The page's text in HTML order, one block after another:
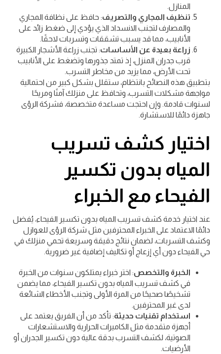
المنازل.
تنظيف المجاري والتصريف: حافظ على نظافة المجاري
والمصارف لتجنب الانسداد الذي يؤدي إلى ضغط زائد على
الأنابيب، مما قد يسبب تشققات وتسربات لاحقًا.
زراعة بعيدة عن الأساسات: تجنب زراعة الأشجار الكبيرة
قرب جدران المنزل، إذ تمتد جذورها وتضغط على الأنابيب
تحت الأرض، مما يزيد من مخاطر التسرب.
بتطبيق هذه النصائح بانتظام، ستقلل بشكل كبير من احتمالية
مواجهة مشكلات التسرب، وتحافظ على منزلك آمنًا ومريحًا
لسنوات قادمة. وإن احتجت مساعدة متخصصة، فشركة الرؤى
جاهزة دائمًا للاستشارة.
اختيار كشف تسريب
المياه بدون تكسير
الفيحاء مع الخبراء
عند اختيار خدمة كشف تسريب المياه بدون تكسير الفيحاء، يُفضل
دائمًا الاعتماد على الخبراء المحترفين مثل شركة الرؤى للعوازل
وكشف التسربات، لضمان نتائج دقيقة وسريعة تحمي منزلك في
حي الفيحاء دون أي إزعاج أو تكاليف إضافية غير ضرورية.
الخبرة والتخصص: اختر خبراء يمتلكون سنوات من الخبرة
في كشف تسريب المياه بدون تكسير الفيحاء، مما يضمن
تشخيصًا صحيحًا من المرة الأولى وتجنب الأخطاء الشائعة
لدى غير المحترفين.
استخدام تقنيات حديثة: تأكد من أن الفريق يعتمد على
أجهزة متقدمة مثل الكاميرات الحرارية والاستشعارات
الصوتية، لكشف التسرب بدقة عالية دون تكسير الجدران أو
الأرضيات.